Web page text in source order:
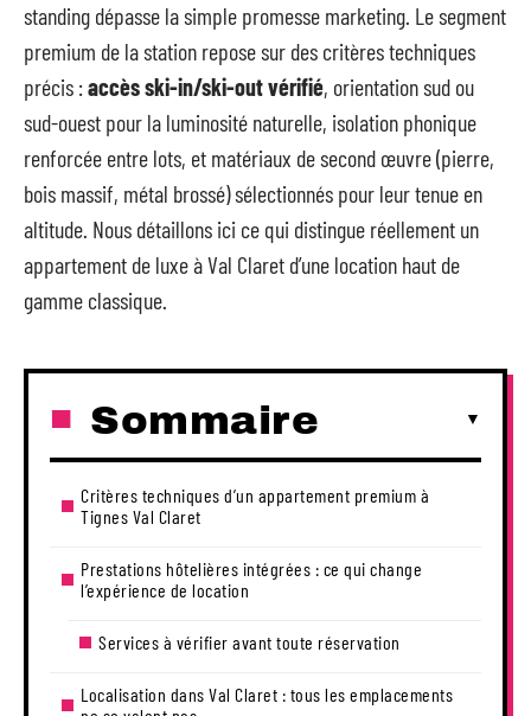
standing dépasse la simple promesse marketing. Le segment
premium de la station repose sur des critères techniques
précis :accès ski-in/ski-out vérifié, orientation sud ou
sud-ouest pour la luminosité naturelle, isolation phonique
renforcée entre lots, et matériaux de second œuvre (pierre,
bois massif, métal brossé) sélectionnés pour leur tenue en
altitude. Nous détaillons ici ce qui distingue réellement un
appartement de luxe à Val Claret d’une location haut de
gamme classique.
Sommaire
Critères techniques d’un appartement premium à
Tignes Val Claret
Prestations hôtelières intégrées : ce qui change
l’expérience de location
Services à vérifier avant toute réservation
Localisation dans Val Claret : tous les emplacements